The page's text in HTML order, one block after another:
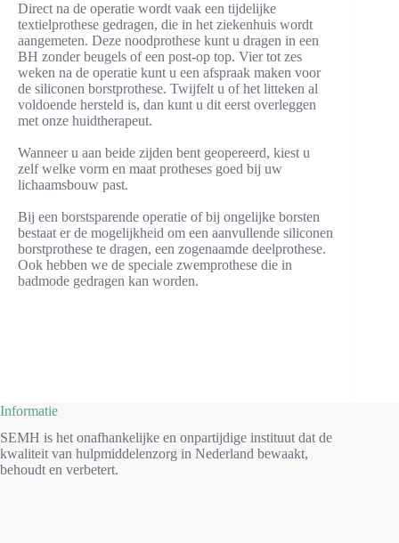
Direct na de operatie wordt vaak een tijdelijke
textielprothese gedragen, die in het ziekenhuis wordt
aangemeten. Deze noodprothese kunt u dragen in een
BH zonder beugels of een post-op top. Vier tot zes
weken na de operatie kunt u een afspraak maken voor
de siliconen borstprothese. Twijfelt u of het litteken al
voldoende hersteld is, dan kunt u dit eerst overleggen
met onze huidtherapeut.
Wanneer u aan beide zijden bent geopereerd, kiest u
zelf welke vorm en maat protheses goed bij uw
lichaamsbouw past.
Bij een borstsparende operatie of bij ongelijke borsten
bestaat er de mogelijkheid om een aanvullende siliconen
borstprothese te dragen, een zogenaamde deelprothese.
Ook hebben we de speciale zwemprothese die in
badmode gedragen kan worden.
Informatie
SEMH is het onafhankelijke en onpartijdige instituut dat de
kwaliteit van hulpmiddelenzorg in Nederland bewaakt,
behoudt en verbetert.